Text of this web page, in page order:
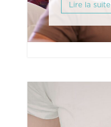
Lire la suite